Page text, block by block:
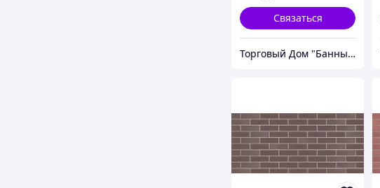
Связаться
Торговый Дом "Банный мир"